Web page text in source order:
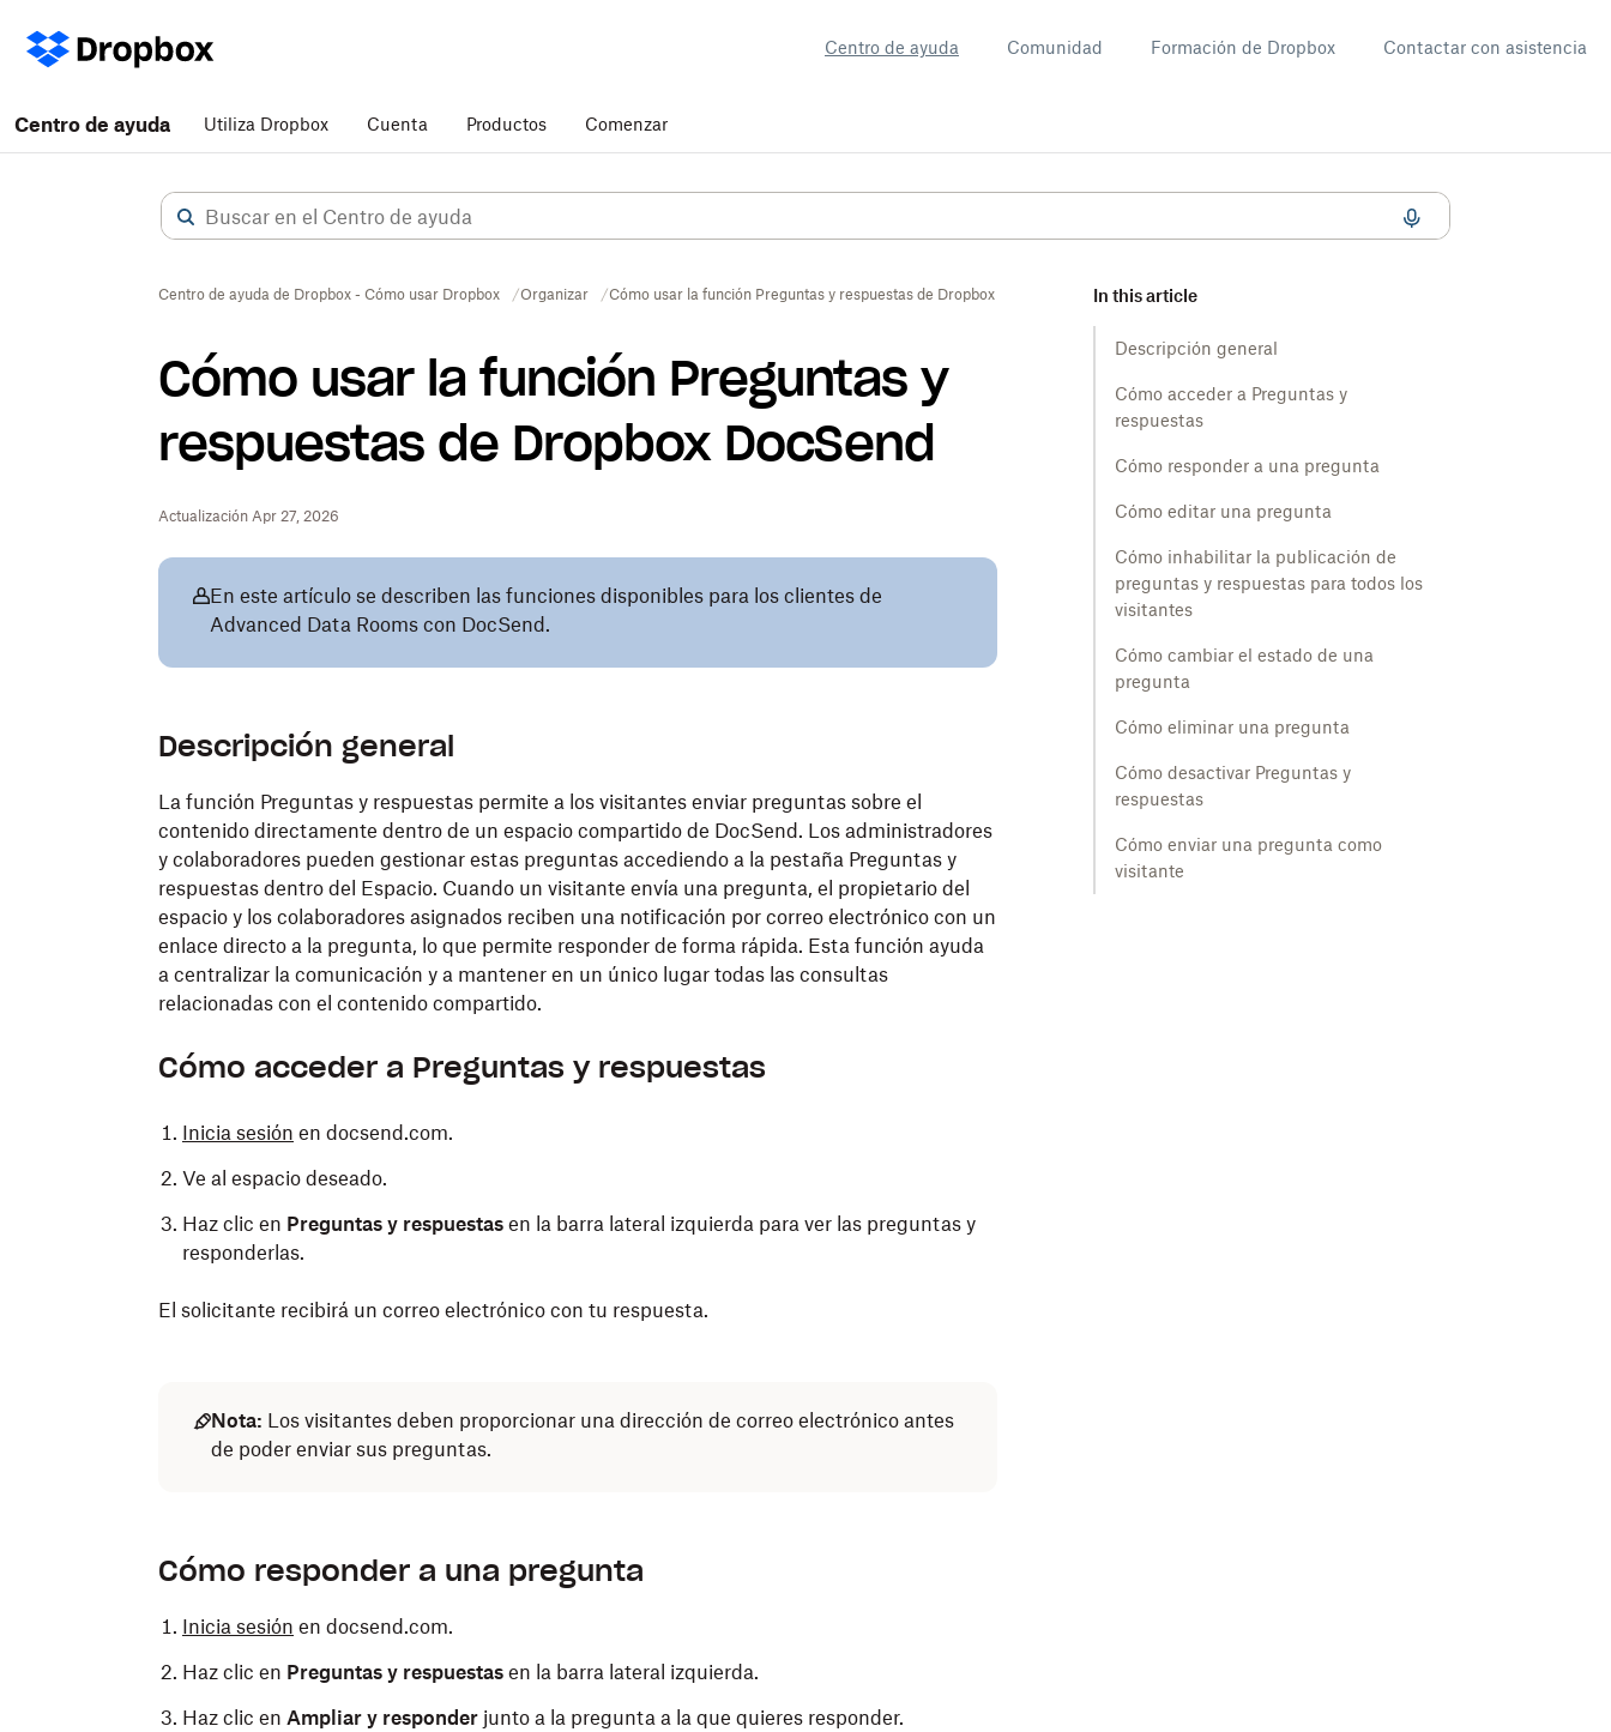
Centro de ayuda Comunidad Formación de Dropbox Contactar con asistencia
Centro de ayuda Utiliza Dropbox Cuenta Productos Comenzar
Centro de ayuda de Dropbox - Cómo usar Dropbox Organizar Cómo usar la función Preguntas y respuestas de Dropbox DocSend
Cómo usar la función Preguntas y
respuestas de Dropbox DocSend
Actualización Apr 27, 2026
In this article
Descripción general
Cómo acceder a Preguntas y
respuestas
Cómo responder a una pregunta
Cómo editar una pregunta
Cómo inhabilitar la publicación de
preguntas y respuestas para todos los
visitantes
Cómo cambiar el estado de una
pregunta
Cómo eliminar una pregunta
Cómo desactivar Preguntas y
respuestas
Cómo enviar una pregunta como
visitante
En este artículo se describen las funciones disponibles para los clientes de
Advanced Data Rooms con DocSend.
Descripción general
La función Preguntas y respuestas permite a los visitantes enviar preguntas sobre el
contenido directamente dentro de un espacio compartido de DocSend. Los administradores
y colaboradores pueden gestionar estas preguntas accediendo a la pestaña Preguntas y
respuestas dentro del Espacio. Cuando un visitante envía una pregunta, el propietario del
espacio y los colaboradores asignados reciben una notificación por correo electrónico con un
enlace directo a la pregunta, lo que permite responder de forma rápida. Esta función ayuda
a centralizar la comunicación y a mantener en un único lugar todas las consultas
relacionadas con el contenido compartido.
Cómo acceder a Preguntas y respuestas
Inicia sesión en docsend.com.
Ve al espacio deseado.
Haz clic en Preguntas y respuestas en la barra lateral izquierda para ver las preguntas y
responderlas.
El solicitante recibirá un correo electrónico con tu respuesta.
Nota: Los visitantes deben proporcionar una dirección de correo electrónico antes
de poder enviar sus preguntas.
Cómo responder a una pregunta
Inicia sesión en docsend.com.
Haz clic en Preguntas y respuestas en la barra lateral izquierda.
Haz clic en Ampliar y responder junto a la pregunta a la que quieres responder.